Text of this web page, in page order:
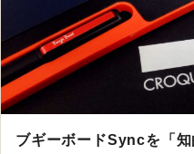
ブギーボードSyncを「